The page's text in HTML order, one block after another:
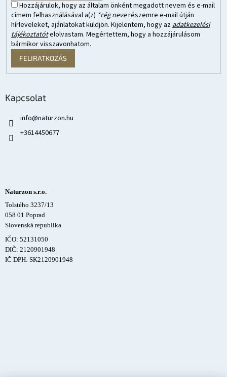
Hozzájárulok, hogy az általam önként megadott nevem és e-mail
címem felhasználásával a(z) *cég neverészemre e-mail útján
hírleveleket, ajánlatokat küldjön. Kijelentem, hogy azadatkezelési
tájékoztatótelolvastam. Megértettem, hogy a hozzájárulásom
bármikor visszavonhatom.
FELIRATKOZÁS
Kapcsolat
info@naturzon.hu
+3614450677
Naturzon s.r.o.
Tolstého 3237/13
058 01 Poprad
Slovenská republika
IČO: 52131050
DIČ: 2120901948
IČ DPH: SK2120901948